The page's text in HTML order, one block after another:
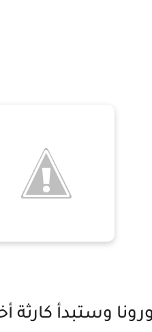
وستبدأ